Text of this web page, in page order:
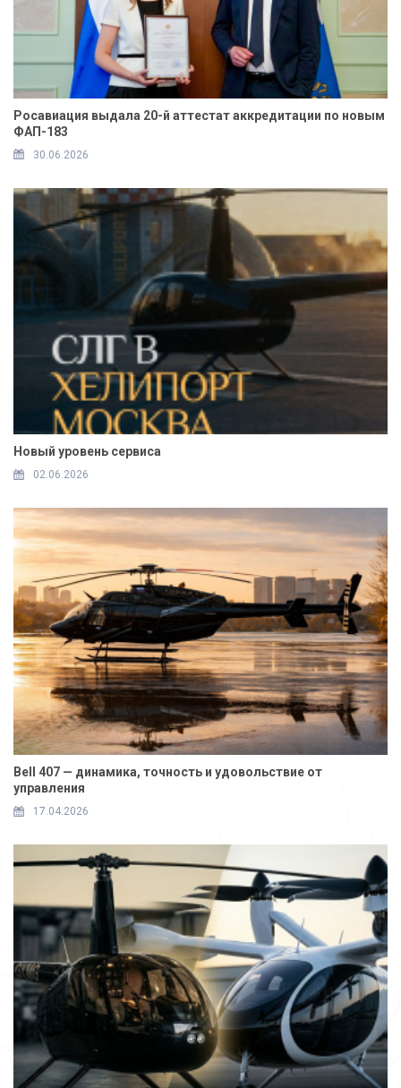
Росавиация выдала 20-й аттестат аккредитации по новым
ФАП-183
30.06.2026
Новый уровень сервиса
02.06.2026
Bell 407 — динамика, точность и удовольствие от
управления
17.04.2026